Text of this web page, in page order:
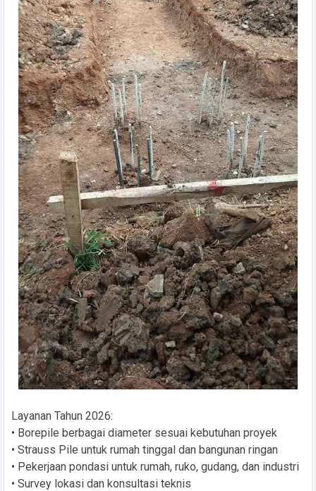
Layanan Tahun 2026:
• Borepile berbagai diameter sesuai kebutuhan proyek
• Strauss Pile untuk rumah tinggal dan bangunan ringan
• Pekerjaan pondasi untuk rumah, ruko, gudang, dan industri
• Survey lokasi dan konsultasi teknis